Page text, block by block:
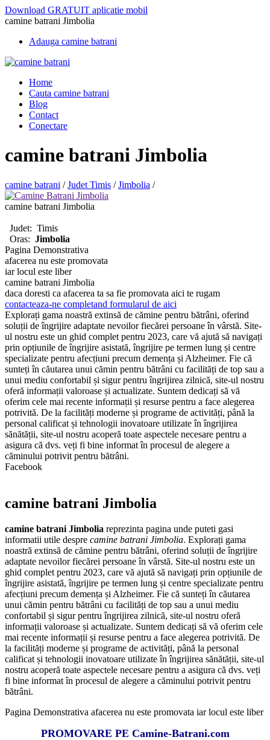
Download GRATUIT aplicatie mobil
camine batrani Jimbolia
Adauga camine batrani
Home
Cauta camine batrani
Blog
Contact
Conectare
camine batrani Jimbolia
camine batrani /Judet Timis /Jimbolia /
camine batrani Jimbolia
Judet: Timis
Oras: Jimbolia
Pagina Demonstrativa
afacerea nu este promovata
iar locul este liber
camine batrani Jimbolia
daca doresti ca afacerea ta sa fie promovata aici te rugam
contacteaza-ne completand formularul de aici
Explorați gama noastră extinsă de cămine pentru bătrâni, oferind
soluții de îngrijire adaptate nevoilor fiecărei persoane în vârstă. Site-
ul nostru este un ghid complet pentru 2023, care vă ajută să navigați
prin opțiunile de îngrijire asistată, îngrijire pe termen lung și centre
specializate pentru afecțiuni precum demența și Alzheimer. Fie că
sunteți în căutarea unui cămin pentru bătrâni cu facilități de top sau a
unui mediu confortabil și sigur pentru îngrijirea zilnică, site-ul nostru
oferă informații valoroase și actualizate. Suntem dedicați să vă
oferim cele mai recente informații și resurse pentru a face alegerea
potrivită. De la facilități moderne și programe de activități, până la
personal calificat și tehnologii inovatoare utilizate în îngrijirea
sănătății, site-ul nostru acoperă toate aspectele necesare pentru a
asigura că dvs. veți fi bine informat în procesul de alegere a
căminului potrivit pentru bătrâni.
Facebook
camine batrani Jimbolia
camine batrani Jimbolia reprezinta pagina unde puteti gasi
informatii utile despre camine batrani Jimbolia. Explorați gama
noastră extinsă de cămine pentru bătrâni, oferind soluții de îngrijire
adaptate nevoilor fiecărei persoane în vârstă. Site-ul nostru este un
ghid complet pentru 2023, care vă ajută să navigați prin opțiunile de
îngrijire asistată, îngrijire pe termen lung și centre specializate pentru
afecțiuni precum demența și Alzheimer. Fie că sunteți în căutarea
unui cămin pentru bătrâni cu facilități de top sau a unui mediu
confortabil și sigur pentru îngrijirea zilnică, site-ul nostru oferă
informații valoroase și actualizate. Suntem dedicați să vă oferim cele
mai recente informații și resurse pentru a face alegerea potrivită. De
la facilități moderne și programe de activități, până la personal
calificat și tehnologii inovatoare utilizate în îngrijirea sănătății, site-ul
nostru acoperă toate aspectele necesare pentru a asigura că dvs. veți
fi bine informat în procesul de alegere a căminului potrivit pentru
bătrâni.
Pagina Demonstrativa afacerea nu este promovata iar locul este liber
PROMOVARE PE Camine-Batrani.com